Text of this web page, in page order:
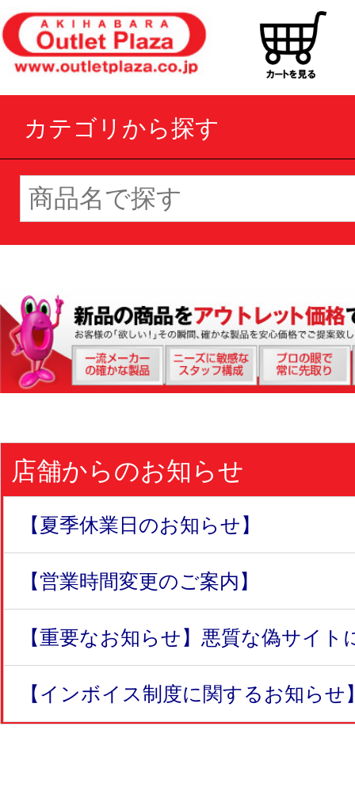
カテゴリから探す
店舗からのお知らせ
【夏季休業日のお知らせ】
【営業時間変更のご案内】
【重要なお知らせ】悪質な偽サイト
【インボイス制度に関するお知らせ